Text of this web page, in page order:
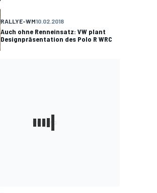
RALLYE-WM10.02.2018
Auch ohne Renneinsatz: VW plant
Designpräsentation des Polo R WRC